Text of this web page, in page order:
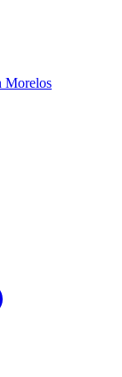
Morelos